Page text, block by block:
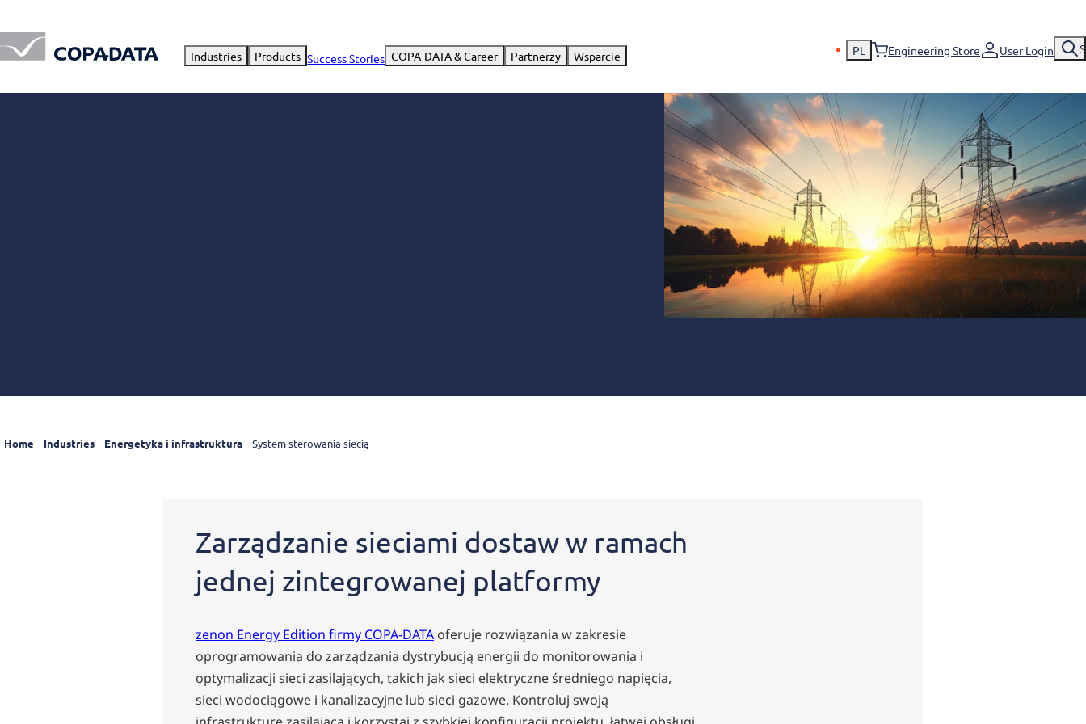
Industries Products Success Stories COPA-DATA & Career Partnerzy Wsparcie PL Engineering Store User Login
Home Industries Energetyka i infrastruktura System sterowania siecią
Zarządzanie sieciami dostaw w ramach
jednej zintegrowanej platformy
zenon Energy Edition firmy COPA-DATA oferuje rozwiązania w zakresie
oprogramowania do zarządzania dystrybucją energii do monitorowania i
optymalizacji sieci zasilających, takich jak sieci elektryczne średniego napięcia,
sieci wodociągowe i kanalizacyjne lub sieci gazowe. Kontroluj swoją